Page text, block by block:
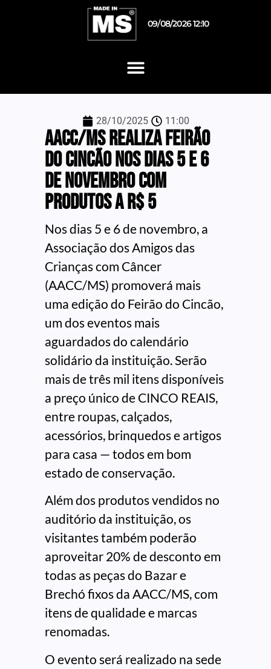
09/08/2026 12:10
28/10/2025 11:00
AACC/MS realiza Feirão
do Cincão nos dias 5 e 6
de novembro com
produtos a R$ 5
Nos dias 5 e 6 de novembro, a
Associação dos Amigos das
Crianças com Câncer
(AACC/MS) promoverá mais
uma edição do Feirão do Cincão,
um dos eventos mais
aguardados do calendário
solidário da instituição. Serão
mais de três mil itens disponíveis
a preço único de CINCO REAIS,
entre roupas, calçados,
acessórios, brinquedos e artigos
para casa — todos em bom
estado de conservação.
Além dos produtos vendidos no
auditório da instituição, os
visitantes também poderão
aproveitar 20% de desconto em
todas as peças do Bazar e
Brechó fixos da AACC/MS, com
itens de qualidade e marcas
renomadas.
O evento será realizado na sede